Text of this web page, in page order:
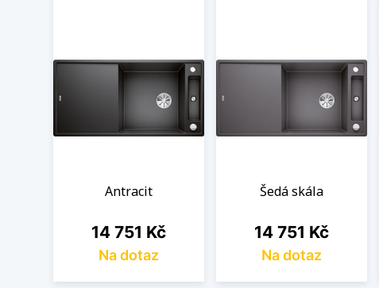
Antracit
Cena
14 751 Kč
Na dotaz
Šedá skála
Cena
14 751 Kč
Na dotaz